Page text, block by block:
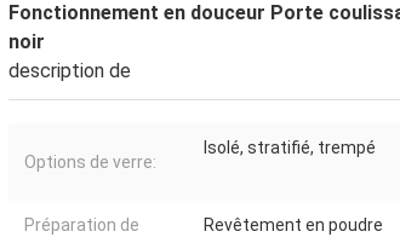
Fonctionnement en douceur Porte
noir
description de
Options de verre:
Isolé, stratifié, trempé
Préparation de
Revêtement en poudre